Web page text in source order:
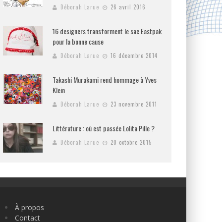
Déborah Larue 26 avril 2016
16 designers transforment le sac Eastpak
pour la bonne cause
Déborah Larue 16 décembre 2014
Takashi Murakami rend hommage à Yves
Klein
Déborah Larue 23 novembre 2011
Littérature : où est passée Lolita Pille ?
Déborah Larue 20 octobre 2015
À propos
Contact